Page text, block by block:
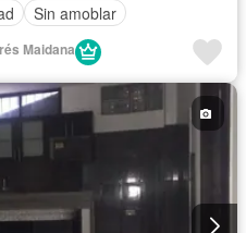
Sin amoblar
Maidana